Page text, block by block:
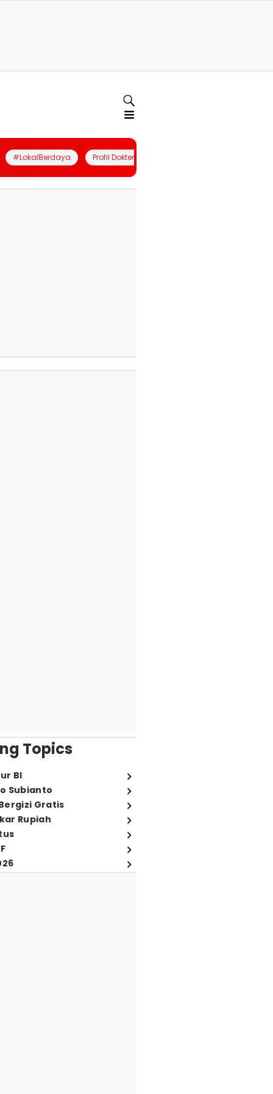
#LokalBerdaya Profil Dokter
Topics
BI
Subianto
Gratis
Rupiah